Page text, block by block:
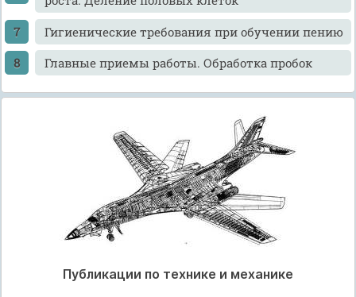
Гигиенические требования при обучении пению
Главные приемы работы. Обработка пробок
Публикации по технике и механике